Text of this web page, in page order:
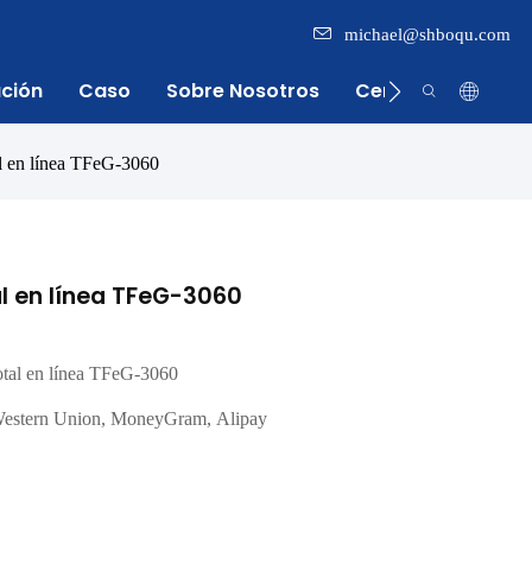
michael@shboqu.com
Caso Sobre Nosotros Centro De
en línea TFeG-3060
línea TFeG-3060
en línea TFeG-3060
Union, MoneyGram, Alipay